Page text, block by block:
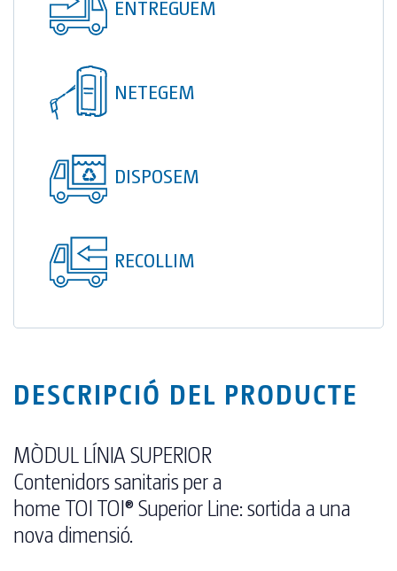
TOI® COLUMNA
TOI® HEATER
TOI® SHOWER
TOI® SHOWER EMERGE
ENTREGUEM
NETEGEM
DISPOSEM
RECOLLIM
DESCRIPCIÓ DEL PRODUCTE
MÒDUL LÍNIA SUPERIOR
Contenidors sanitaris per a
home TOI TOI® Superior Line: sortida a una
nova dimensió.